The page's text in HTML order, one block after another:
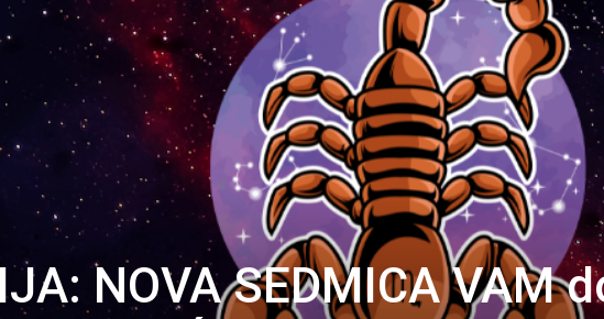
NOVA SEDMICA VAM